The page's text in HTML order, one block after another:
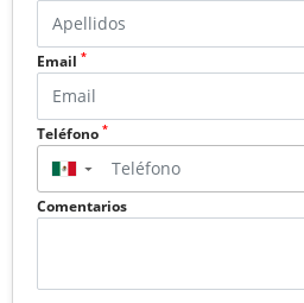
Email *
Teléfono *
▼
Comentarios